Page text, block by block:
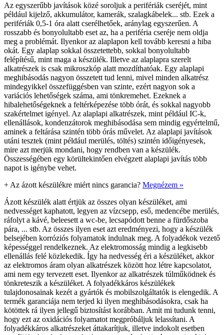
Az egyszerűbb javítások közé soroljuk a perifériák cseréjét, mint
például kijelző, akkumulátor, kamerák, szalagkábelek... stb. Ezek a
perifériák 0,5-1 óra alatt cserélhetőek, aránylag egyszerűen. A
rosszabb és bonyolultabb eset az, ha a periféria cseréje nem oldja
meg a problémát. Ilyenkor az alaplapon kell tovább keresni a hiba
okát. Egy alaplap sokkal összetettebb, sokkal bonyolultabb
felépítésű, mint maga a készülék. Illetve az alaplapra szerelt
alkatrészek is csak mikroszkóp alatt mozdíthatóak. Egy alaplapi
meghibásodás nagyon összetett tud lenni, mivel minden alkatrész
mindegyikkel összefüggésben van szinte, ezért nagyon sok a
variációs lehetőségek száma, ami tönkremehet. Ezeknek a
hibalehetőségeknek a feltérképezése több órát, és sokkal nagyobb
szakértelmet igényel. Az alaplapi alkatrészek, mint például IC-k,
ellenállások, kondenzátorok meghibásodása sem mindig egyértelmű,
aminek a feltárása szintén több órás művelet. Az alaplapi javítások
utáni tesztek (mint például merülés, töltés) szintén időigényesek,
mire azt merjük mondani, hogy rendben van a készülék.
Összességében egy körültekintően elvégzett alaplapi javítás több
napot is igénybe vehet.
+ Az ázott készülékre miért nincs garancia? Megnézem »
Ázott készülék alatt értjük az összes olyan készüléket, ami
nedvességet kaphatott, legyen az vízcsepp, eső, medencébe merülés,
ráfolyt a kávé, beleesett a wc-be, lecsapódott benne a fürdőszoba
pára, ... stb. Az összes ilyen eset azt eredményezi, hogy a készülék
belsejében korróziós folyamatok indulnak meg. A folyadékok vezető
képességgel rendelkeznek. Az elektromosság mindig a legkisebb
ellenállás felé közlekedik. Így ha nedvesség éri a készüléket, akkor
az elektromos áram olyan alkatrészek között hoz létre kapcsolatot,
ami nem egy tervezett eset. Ilyenkor az alkatrészek túlműködnek és
tönkreteszik a készüléket. A folyadékkáros készülékek
tulajdonosainak kezét a gyártók és mobilszolgáltatók is elengedik. A
termék garanciája nem terjed ki ilyen meghibásodásokra, csak ha
kötöttek rá ilyen jellegű biztosítást korábban. Amit mi tudunk tenni,
hogy ezt az oxidációs folyamatot megpróbáljuk lelassítani. A
folyadékkáros alkatrészeket áttakarítjuk, illetve indokolt esetben